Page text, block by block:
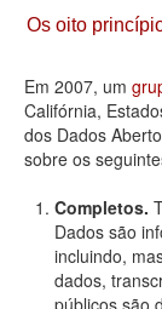
Os oito
Em 2007, um
Califórnia,
dos Dados
sobre os
Completos.
Dados são
incluindo,
dados,
públicos são